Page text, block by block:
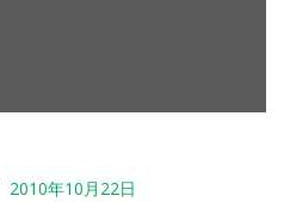
2010年10月22日